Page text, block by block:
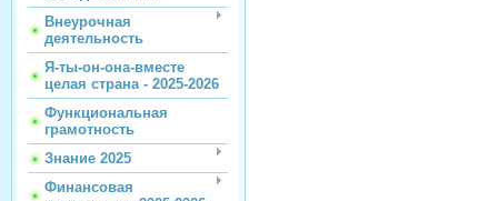
Внеурочная
деятельность
Я-ты-он-она-вместе
целая страна - 2025-2026
Функциональная
грамотность
Знание 2025
Финансовая